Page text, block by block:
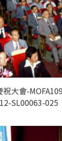
大會-
12-SL00063-025